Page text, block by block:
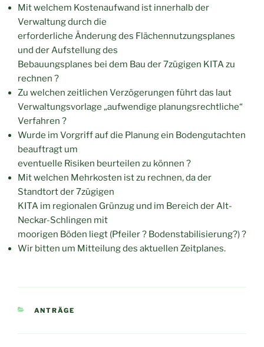
Mit welchem Kostenaufwand ist innerhalb der
Verwaltung durch die
erforderliche Änderung des Flächennutzungsplanes
und der Aufstellung des
Bebauungsplanes bei dem Bau der 7zügigen KITA zu
rechnen ?
Zu welchen zeitlichen Verzögerungen führt das laut
Verwaltungsvorlage „aufwendige planungsrechtliche“
Verfahren ?
Wurde im Vorgriff auf die Planung ein Bodengutachten
beauftragt um
eventuelle Risiken beurteilen zu können ?
Mit welchen Mehrkosten ist zu rechnen, da der
Standtort der 7zügigen
KITA im regionalen Grünzug und im Bereich der Alt-
Neckar-Schlingen mit
moorigen Böden liegt (Pfeiler ? Bodenstabilisierung?) ?
Wir bitten um Mitteilung des aktuellen Zeitplanes.
KATEGORIEN
ANTRÄGE